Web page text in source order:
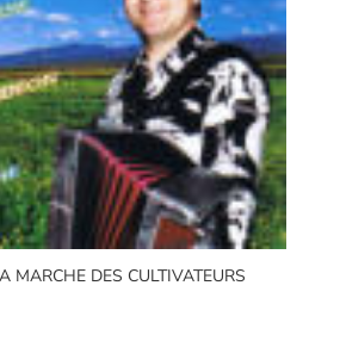
MARCHE DES CULTIVATEURS